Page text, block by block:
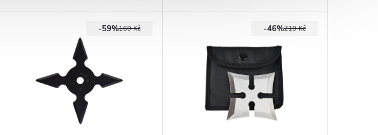
originálu!Jediná věrná a funkční
169 Kč
-59% 219 Kč
-46%